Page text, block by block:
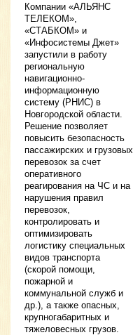
Компании «АЛЬЯНС
ТЕЛЕКОМ»,
«СТАБКОМ» и
«Инфосистемы Джет»
запустили в работу
региональную
навигационно-
информационную
систему (РНИС) в
Новгородской области.
Решение позволяет
повысить безопасность
пассажирских и грузовых
перевозок за счет
оперативного
реагирования на ЧС и на
нарушения правил
перевозок,
контролировать и
оптимизировать
логистику специальных
видов транспорта
(скорой помощи,
пожарной и
коммунальной служб и
др.), а также опасных,
крупногабаритных и
тяжеловесных грузов.